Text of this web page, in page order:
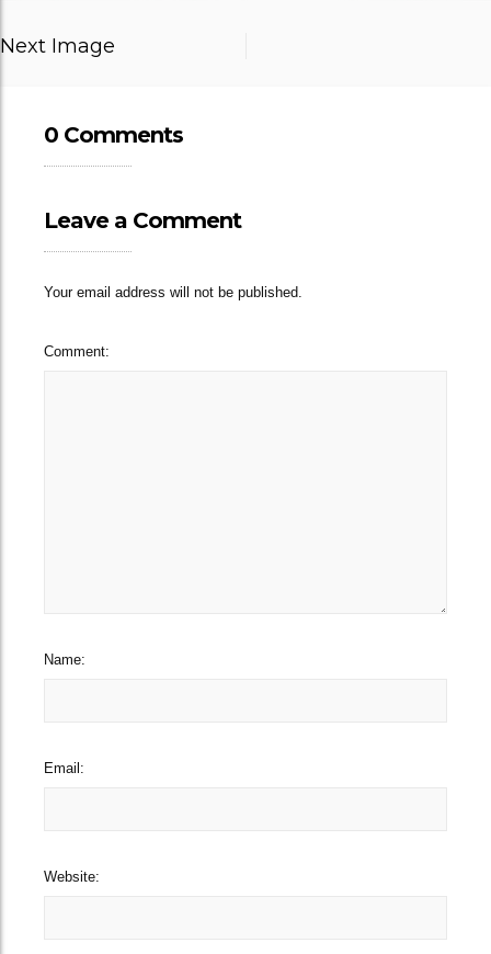
Next Image
0 Comments
Leave a Comment
Your email address will not be published.
Comment:
Name:
Email:
Website: